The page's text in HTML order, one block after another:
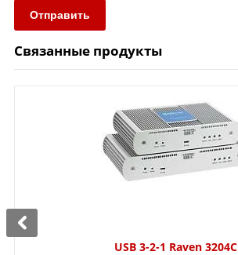
Отправить
Связанные продукты
USB 3-2-1 Raven 3204C